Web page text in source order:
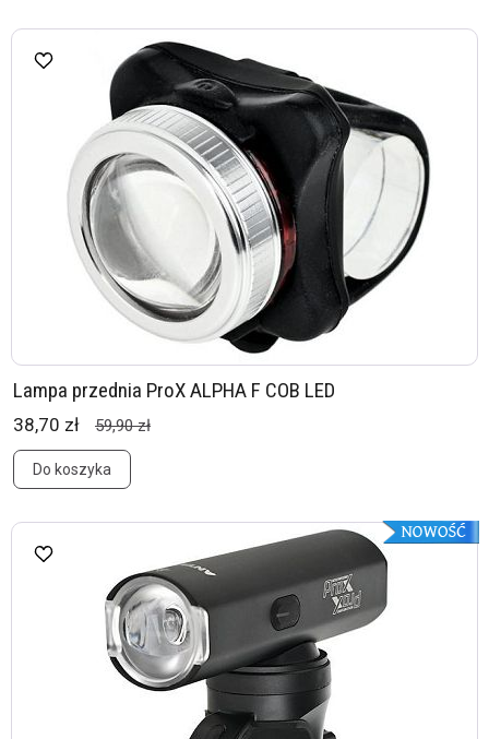
Lampa przednia ProX ALPHA F COB LED
38,70 zł 59,90 zł
Do koszyka